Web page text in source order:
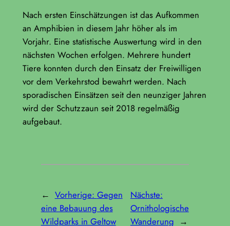
Nach ersten Einschätzungen ist das Aufkommen
an Amphibien in diesem Jahr höher als im
Vorjahr. Eine statistische Auswertung wird in den
nächsten Wochen erfolgen. Mehrere hundert
Tiere konnten durch den Einsatz der Freiwilligen
vor dem Verkehrstod bewahrt werden. Nach
sporadischen Einsätzen seit den neunziger Jahren
wird der Schutzzaun seit 2018 regelmäßig
aufgebaut.
← Vorherige: Gegen
eine Bebauung des
Wildparks in Geltow
Nächste:
Ornithologische
Wanderung →